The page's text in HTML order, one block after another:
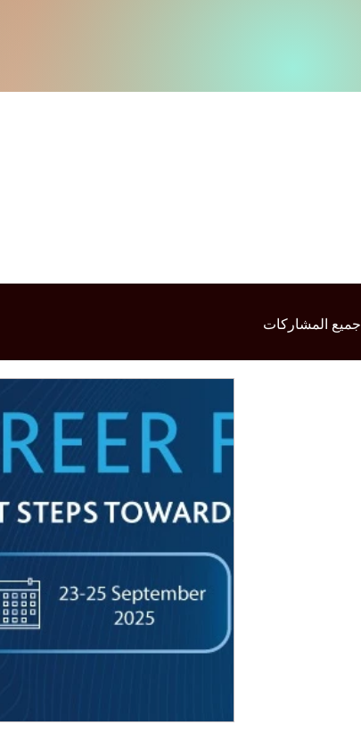
جميع المشاركات
SIU at
Sep 2025
in the upcoming World
Trade...